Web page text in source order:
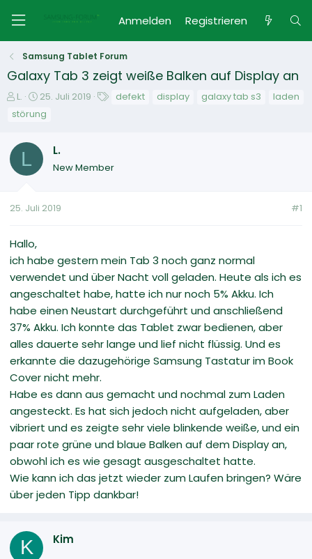
Anmelden Registrieren
Samsung Tablet Forum
Galaxy Tab 3 zeigt weiße Balken auf Display an
E
r
r
L.
E
s
e
l
a
25. Juli 2019
g
defekt display galaxy tab s3
laden
störung
L L.
New Member
25. Juli 2019 #1
Hallo,
ich habe gestern mein Tab 3 noch ganz normal
verwendet und über Nacht voll geladen. Heute als ich es
angeschaltet habe, hatte ich nur noch 5% Akku. Ich
habe einen Neustart durchgeführt und anschließend
37% Akku. Ich konnte das Tablet zwar bedienen, aber
alles dauerte sehr lange und lief nicht flüssig. Und es
erkannte die dazugehörige Samsung Tastatur im Book
Cover nicht mehr.
Habe es dann aus gemacht und nochmal zum Laden
angesteckt. Es hat sich jedoch nicht aufgeladen, aber
vibriert und es zeigte sehr viele blinkende weiße, und ein
paar rote grüne und blaue Balken auf dem Display an,
obwohl ich es wie gesagt ausgeschaltet hatte.
Wie kann ich das jetzt wieder zum Laufen bringen? Wäre
über jeden Tipp dankbar!
K Kim